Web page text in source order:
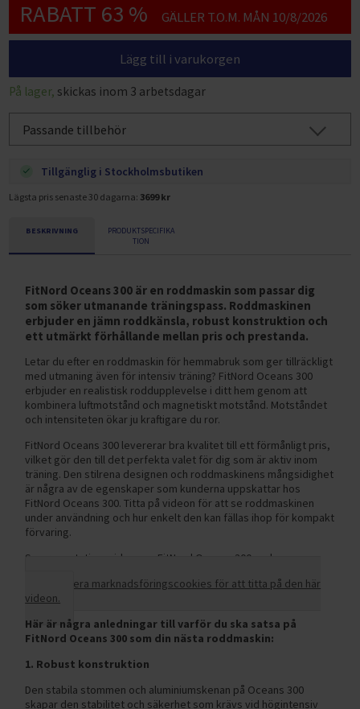
RABATT 63 % GÄLLER T.O.M. MÅN 10/8/2026
Lägg till i varukorgen
På lager, skickas inom 3 arbetsdagar
Passande tillbehör
Tillgänglig i Stockholmsbutiken
Lägsta pris senaste 30 dagarna: 3699 kr
BESKRIVNING
PRODUKTSPECIFIKA
TION
FitNord Oceans 300 är en roddmaskin som passar dig
som söker utmanande träningspass. Roddmaskinen
erbjuder en jämn roddkänsla, robust konstruktion och
ett utmärkt förhållande mellan pris och prestanda.
Letar du efter en roddmaskin för hemmabruk som ger tillräckligt
med utmaning även för intensiv träning? FitNord Oceans 300
erbjuder en realistisk roddupplevelse i ditt hem genom att
kombinera luftmotstånd och magnetiskt motstånd. Motståndet
och intensiteten ökar ju kraftigare du ror.
FitNord Oceans 300 levererar bra kvalitet till ett förmånligt pris,
vilket gör den till det perfekta valet för dig som är aktiv inom
träning. Den stilrena designen och roddmaskinens mångsidighet
är några av de egenskaper som kunderna uppskattar hos
FitNord Oceans 300. Titta på videon för att se roddmaskinen
under användning och hur enkelt den kan fällas ihop för kompakt
förvaring.
Se presentationsvideon av FitNord Oceans 300 nedan.
Acceptera marknadsföringscookies för att titta på den här
videon.
Här är några anledningar till varför du ska satsa på
FitNord Oceans 300 som din nästa roddmaskin:
1. Robust konstruktion
Den stabila stommen och aluminiumskenan på Oceans 300
skapar den stabilitet och säkerhet som krävs vid högintensiv